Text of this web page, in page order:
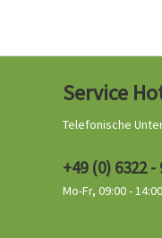
Service
Telefonische
+49 (0) 6322 -
Mo-Fr, 09:00 -